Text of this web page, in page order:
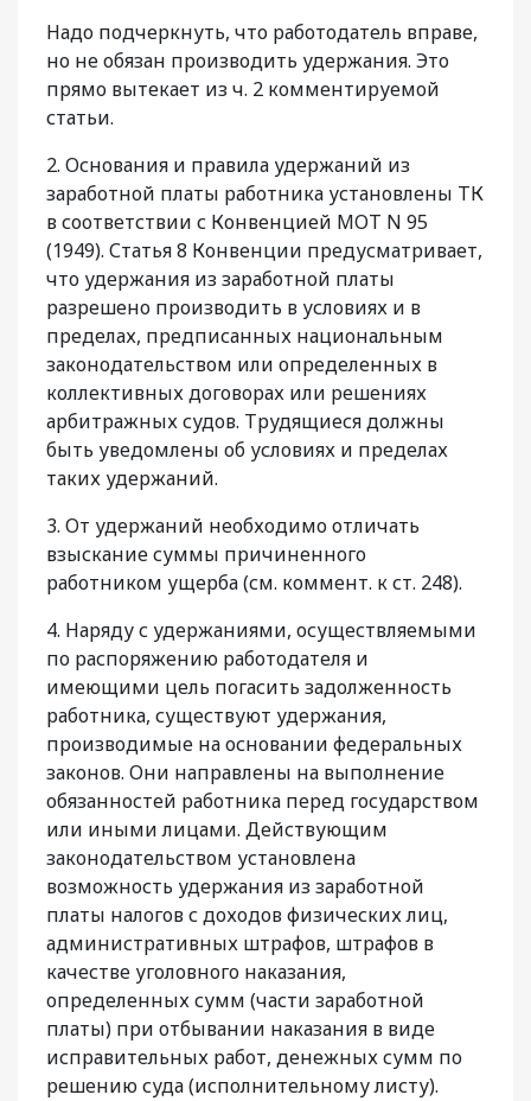
Надо подчеркнуть, что работодатель вправе,
но не обязан производить удержания. Это
прямо вытекает из ч. 2 комментируемой
статьи.
2. Основания и правила удержаний из
заработной платы работника установлены ТК
в соответствии с Конвенцией МОТ N 95
(1949). Статья 8 Конвенции предусматривает,
что удержания из заработной платы
разрешено производить в условиях и в
пределах, предписанных национальным
законодательством или определенных в
коллективных договорах или решениях
арбитражных судов. Трудящиеся должны
быть уведомлены об условиях и пределах
таких удержаний.
3. От удержаний необходимо отличать
взыскание суммы причиненного
работником ущерба (см. коммент. к ст. 248).
4. Наряду с удержаниями, осуществляемыми
по распоряжению работодателя и
имеющими цель погасить задолженность
работника, существуют удержания,
производимые на основании федеральных
законов. Они направлены на выполнение
обязанностей работника перед государством
или иными лицами. Действующим
законодательством установлена
возможность удержания из заработной
платы налогов с доходов физических лиц,
административных штрафов, штрафов в
качестве уголовного наказания,
определенных сумм (части заработной
платы) при отбывании наказания в виде
исправительных работ, денежных сумм по
решению суда (исполнительному листу).